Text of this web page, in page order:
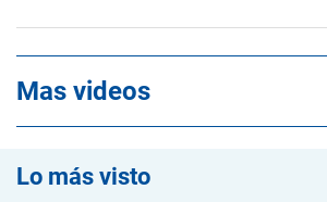
Mas videos
Lo más visto